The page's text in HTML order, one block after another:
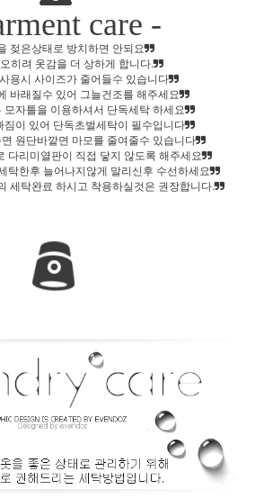
홈으로가기
이전페이지
관련상품..
상품문의하기
전체상품후기
신상품보기
care -
젖은상태로 방치하면 안되요
히려 옷감을 더 상하게 합니다.
용시 사이즈가 줄어들수 있습니다
바래질수 있어 그늘건조를 해주세요
모자틀을 이용하셔서 단독세탁 하세요
짐이 있어 단독초벌세탁이 필수입니다
원단바깥면 마모를 줄여줄수 있습니다
다리미열판이 직접 닿지 않도록 해주세요
탁한후 늘어나지않게 말리신후 수선하세요
세탁완료 하시고 착용하실것은 권장합니다.